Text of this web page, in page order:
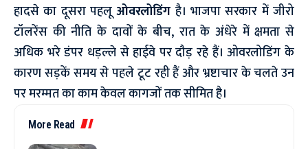
हादसे का दूसरा पहलूओवरलोडिंग है। भाजपा सरकार में जीरो
टॉलरेंस की नीति के दावों के बीच, रात के अंधेरे में क्षमता से
अधिक भरे डंपर धड़ल्ले से हाईवे पर दौड़ रहे हैं। ओवरलोडिंग के
कारण सड़कें समय से पहले टूट रही हैं और भ्रष्टाचार के चलते उन
पर मरम्मत का काम केवल कागजों तक सीमित है।
More Read